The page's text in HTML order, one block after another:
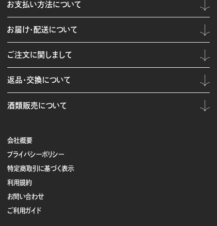
会社概要
プライバシーポリシー
特定商取引に基づく表示
利用規約
お問い合わせ
ご利用ガイド
お支払い方法について
お届け・配送について
ご注文に関しまして
返品・交換について
酒類販売について